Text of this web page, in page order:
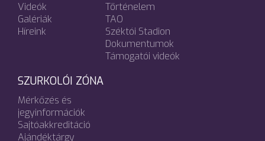
Videók
Galériák
Híreink
Történelem
TAO
Széktói Stadion
Dokumentumok
Támogatói videók
SZURKOLÓI ZÓNA
Mérkőzés és
jegyinformációk
Sajtóakkreditáció
Ajándéktárgy